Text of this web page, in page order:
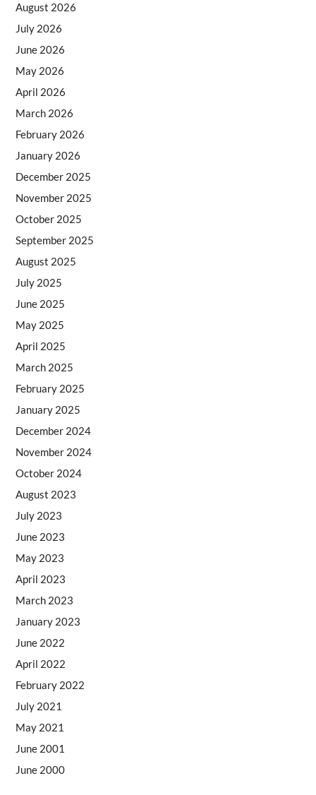
August 2026
July 2026
June 2026
May 2026
April 2026
March 2026
February 2026
January 2026
December 2025
November 2025
October 2025
September 2025
August 2025
July 2025
June 2025
May 2025
April 2025
March 2025
February 2025
January 2025
December 2024
November 2024
October 2024
August 2023
July 2023
June 2023
May 2023
April 2023
March 2023
January 2023
June 2022
April 2022
February 2022
July 2021
May 2021
June 2001
June 2000